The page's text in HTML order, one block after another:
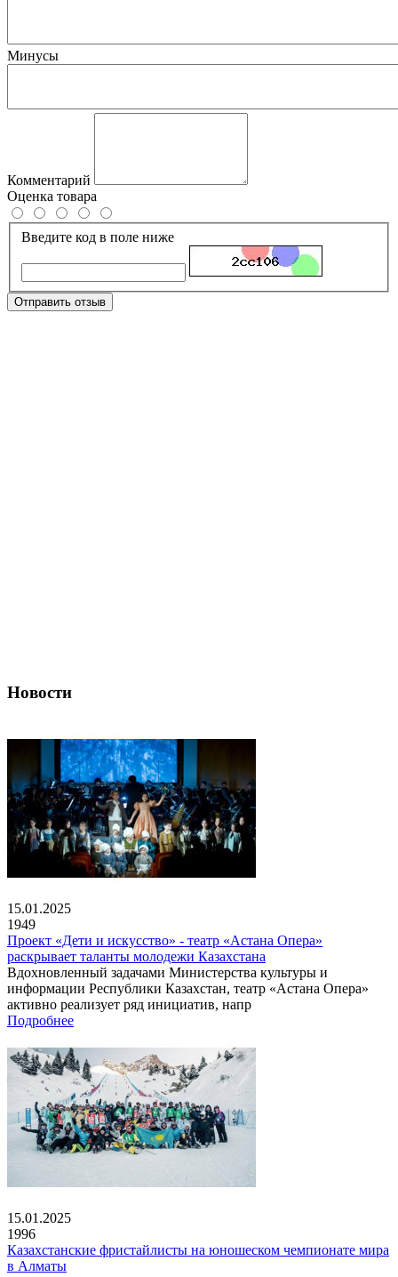
Минусы
Комментарий
Оценка товара
Введите код в поле ниже
Отправить отзыв
Новости
15.01.2025
1949
Проект «Дети и искусство» - театр «Астана Опера»
раскрывает таланты молодежи Казахстана
Вдохновленный задачами Министерства культуры и
информации Республики Казахстан, театр «Астана Опера»
активно реализует ряд инициатив, напр
Подробнее
15.01.2025
1996
Казахстанские фристайлисты на юношеском чемпионате мира
в Алматы